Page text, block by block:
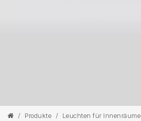
/ Produkte / Leuchten für Innenräume